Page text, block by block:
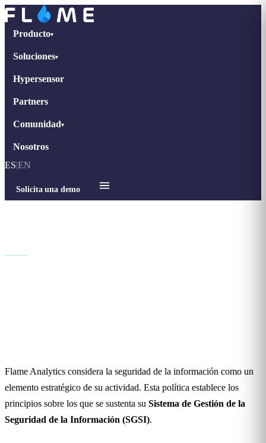
Producto▾
Soluciones▾
Hypersensor
Partners
Comunidad▾
Nosotros
ES|EN
Solicita una demo
Flame Analytics considera la seguridad de la información como un
elemento estratégico de su actividad. Esta política establece los
principios sobre los que se sustenta su Sistema de Gestión de la
Seguridad de la Información (SGSI).